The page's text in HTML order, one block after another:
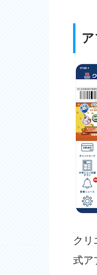
クリ
式ア